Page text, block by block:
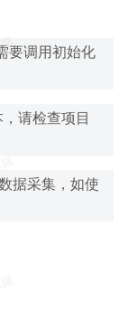
要调用初始化
请检查项目
据采集，如使